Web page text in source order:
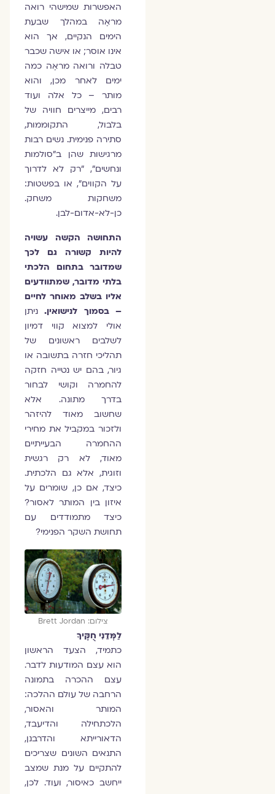
האפשרות שמישהי רואה
מראֶה במהלך שבעת
הימים הנקיים, אך הוא
אינו אוסר; או אישה שכבר
טבלה ורואה מראֶה כמה
ימים לאחר מכן, והוא
מותר – כל אלה ועוד
רבים, מייצרים חוויה של
בלבול, התקוממות,
סתירה פנימית. נשים רבות
מרגישות שהן ב"סולמות
ונחשים", "רק לא לדרוך
על הקווים", או בפשטות:
משחקות משחק.
כן-לא-אדום-לבן.
התחושה הקשה עשויה
להיות קשורה גם לכך
שמדובר בתחום הלכתי
בלתי מדובר, שמתוודעים
אליו בשלב מאוחר לחיים
– בסמוך לנישואין.ניתן
אולי למצוא קווי דמיון
לשלבים ראשונים של
תהליכי חזרה בתשובה או
גיור, בהם יש נטייה חזקה
להחמרה וקושי לבחור
בדרך מתונה. אלא
שחשוב מאוד להיזהר
ולזכור במקביל את מחירי
ההחמרה הבעייתיים
מאוד, לא רק רגשית
וזוגית, אלא גם הלכתית.
כיצד, אם כן, שומרים על
איזון בין המותר לאסור?
כיצד מתמודדים עם
תחושת השקר הפנימי?
צילום: Brett Jordan
לַמְּדֵנִי חֻקֶּיךָ
כתמיד, הצעד הראשון
הוא עצם המודעות לדבר.
עצם ההכרה בתמונה
הרחבה של עולם ההלכה:
המותר והאסור,
הלכתחילה והדיעבד,
הדאורייתא והדרבנן,
התנאים השונים שצריכים
להתקיים על מנת שמצב
ייחשב כאיסור, ועוד. לכן,